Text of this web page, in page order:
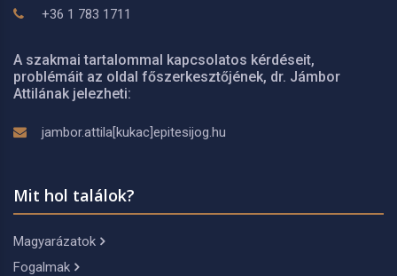
+36 1 783 1711
A szakmai tartalommal kapcsolatos kérdéseit,
problémáit az oldal főszerkesztőjének, dr. Jámbor
Attilának jelezheti:
jambor.attila[kukac]epitesijog.hu
Mit hol találok?
Magyarázatok
Fogalmak